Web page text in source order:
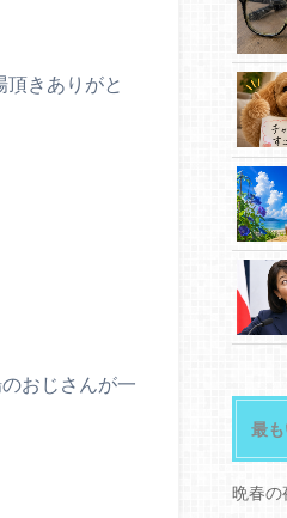
頂きありがと
おじさんが一
最
晩春の